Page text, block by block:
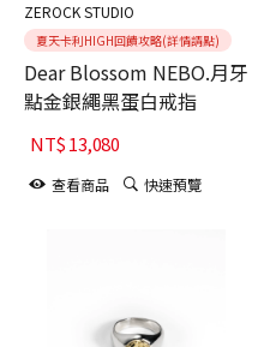
ZEROCK STUDIO
夏天卡利HIGH回饋攻略(詳情請點)
Dear Blossom NEBO.月牙
點金銀繩黑蛋白戒指
NT$13,080
查看商品 快速預覽